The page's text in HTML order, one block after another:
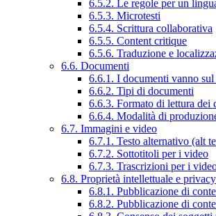
6.5.2. Le regole per un
6.5.3. Microtesti
6.5.4. Scrittura collaborativa
6.5.5. Content critique
6.5.6. Traduzione e
6.6. Documenti
6.6.1. I documenti vanno
6.6.2. Tipi di documenti
6.6.3. Formato di lettura dei
6.6.4. Modalità di
6.7. Immagini e video
6.7.1. Testo alternativo (alt
6.7.2. Sottotitoli per i video
6.7.3. Trascrizioni per i
6.8. Proprietà intellettuale e privacy
6.8.1. Pubblicazione di
6.8.2. Pubblicazione di